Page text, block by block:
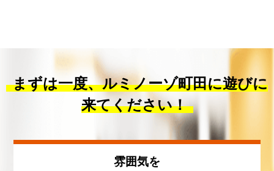
まずは一度、ルミノーゾ町田に遊びに
来てください！
雰囲気を